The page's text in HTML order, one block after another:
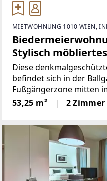
MIETWOHNUNG 1010 WIEN,
Stylisch
Apartment in
Diese
befindet sich in der
Fußgängerzone mitten
Innenstadt, die ein
josephinischen
53,25 m² 2 Zimmer